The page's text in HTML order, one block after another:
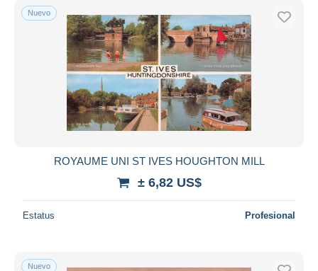
Nuevo
ROYAUME UNI ST IVES HOUGHTON MILL
± 6,82 US$
Estatus Profesional
Nuevo